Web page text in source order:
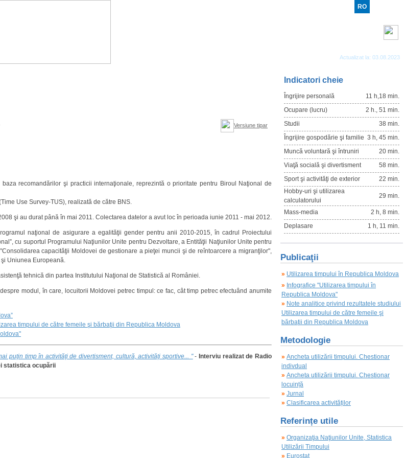
RO
Actualizat la: 03.08.2023
Versiune tipar
recomandărilor şi practicii internaţionale, reprezintă o prioritate pentru Biroul Naţional de
Use Survey-TUS), realizată de către BNS.
şi au durat până în mai 2011. Colectarea datelor a avut loc în perioada iunie 2011 - mai 2012.
naţional de asigurare a egalităţii gender pentru anii 2010-2015, în cadrul Proiectului
cu suportul Programului Naţiunilor Unite pentru Dezvoltare, a Entităţii Naţiunilor Unite pentru
capacităţii Moldovei de gestionare a pieţei muncii şi de reîntoarcere a migranţilor",
Uniunea Europeană.
tehnică din partea Institutului Naţional de Statistică al României.
modul, în care, locuitorii Moldovei petrec timpul: ce fac, cât timp petrec efectuând anumite
timpului de către femeile şi bărbaţii din Republica Moldova
puţin timp în activităţi de divertisment, cultură, activităţi sportive... "- Interviu realizat de Radio
statistica ocupării
Indicatori cheie
Îngrijire personală
11 h,18 min.
Ocupare (lucru)
2 h., 51 min.
Studii
38 min.
Îngrijire gospodărie şi familie 3 h, 45 min.
Muncă voluntară şi întruniri
20 min.
Viaţă socială şi divertisment
58 min.
Sport şi activităţi de exterior
22 min.
Hobby-uri şi utilizarea
calculatorului
29 min.
Mass-media
2 h, 8 min.
Deplasare
1 h, 11 min.
Publicaţii
» Utilizarea timpului în Republica Moldova
» Infografice "Utilizarea timpului în
Republica Moldova"
» Note analitice privind rezultatele studiului
Utilizarea timpului de către femeile şi
bărbaţii din Republica Moldova
Metodologie
» Ancheta utilizării timpului. Chestionar
indivdual
» Ancheta utilizării timpului. Chestionar
locuință
» Jurnal
» Clasificarea activităților
Referințe utile
» Organizaţia Naţiunilor Unite, Statistica
Utilizării Timpului
» Eurostat